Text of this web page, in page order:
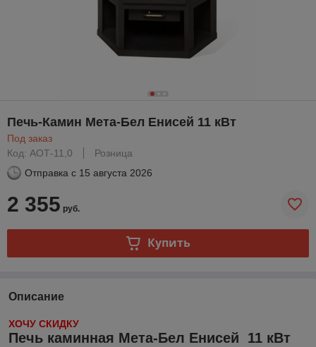
Печь-Камин Мета-Бел Енисей 11 кВт
Под заказ
Код: АОТ-11,0
Розница
Отправка с 15 августа 2026
2 355 руб.
Купить
Описание
ХОЧУ СКИДКУ
Печь каминная Мета-Бел Енисей 11 кВт